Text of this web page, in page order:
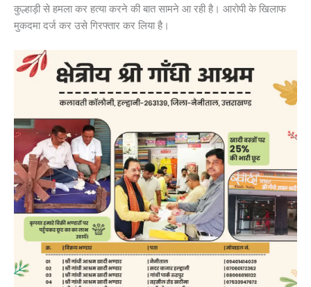
कुल्हाड़ी से हमला कर हत्या करने की बात सामने आ रही है। आरोपी के खिलाफ
मुकदमा दर्ज कर उसे गिरफ्तार कर लिया है।